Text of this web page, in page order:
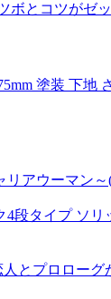
ボとコツがゼ
塗装 下地
リアウーマン～
段タイプ ソ
とプロロー